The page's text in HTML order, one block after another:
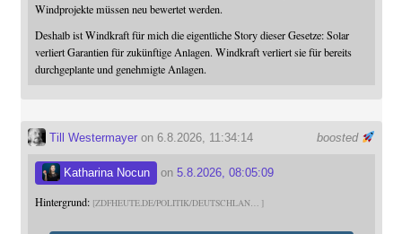
Windprojekte müssen neu bewertet werden.
Deshalb ist Windkraft für mich die eigentliche Story dieser Gesetze: Solar
verliert Garantien für zukünftige Anlagen. Windkraft verliert sie für bereits
durchgeplante und genehmigte Anlagen.
boosted
Till Westermayeron 6.8.2026, 11:34:14
Katharina Nocun on 5.8.2026, 08:05:09
Hintergrund: ZDFHEUTE.DE/POLITIK/DEUTSCHLAN